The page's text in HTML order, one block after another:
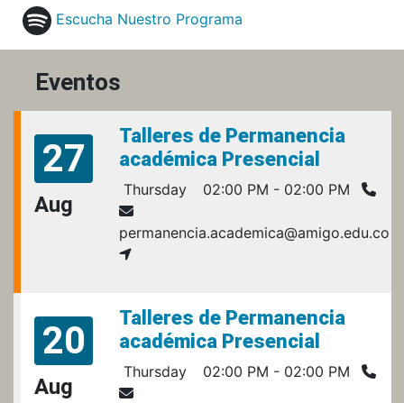
Escucha Nuestro Programa
Eventos
27
Aug
Talleres de Permanencia
académica Presencial
Thursday 02:00 PM - 02:00 PM
permanencia.academica@amigo.edu.co
20
Aug
Talleres de Permanencia
académica Presencial
Thursday 02:00 PM - 02:00 PM